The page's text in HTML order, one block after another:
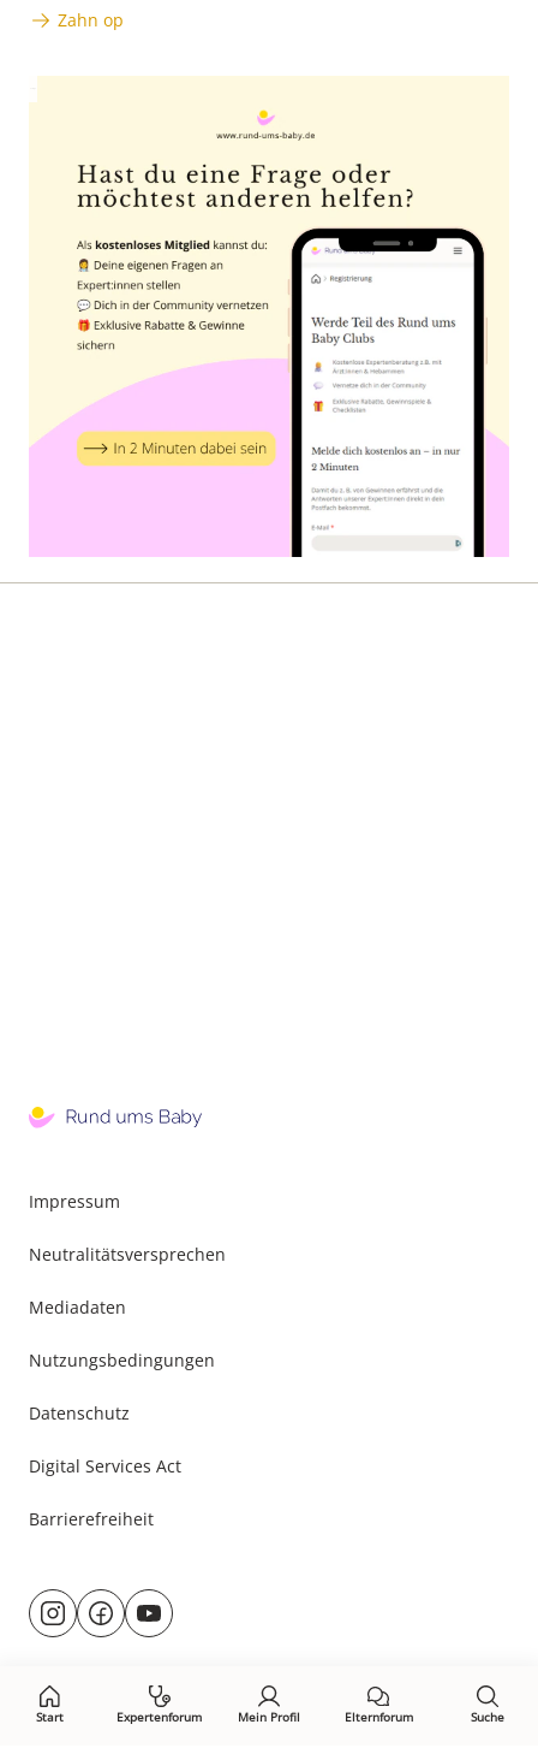
Start Expertenforum Mein Profil Elternforum Suche
Zahn op
Impressum
Neutralitätsversprechen
Mediadaten
Nutzungsbedingungen
Datenschutz
Digital Services Act
Barrierefreiheit
Besuche
uns@rund.ums.baby
facebook.com/rundumsbaby.de
youtube.com/@rundumsbaby_